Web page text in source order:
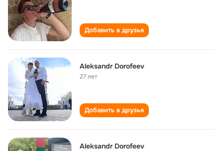
Добавить в друзья
Aleksandr Dorofeev
27 лет
Добавить в друзья
Aleksandr Dorofeev